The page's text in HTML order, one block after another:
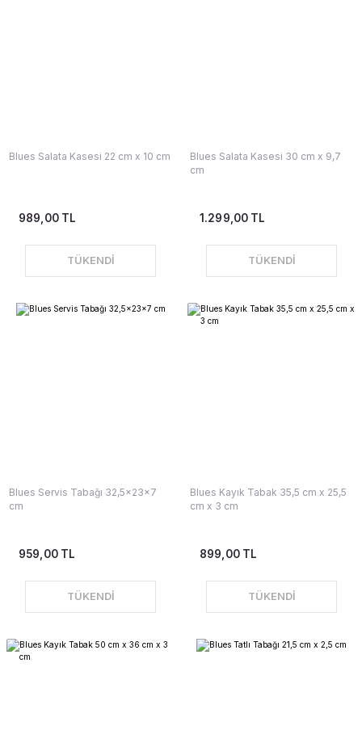
Blues Salata Kasesi 22 cm x 10 cm
989,00 TL
TÜKENDİ
Blues Salata Kasesi 30 cm x 9,7
cm
1.299,00 TL
TÜKENDİ
Blues Servis Tabağı 32,5x23x7
cm
959,00 TL
TÜKENDİ
Blues Kayık Tabak 35,5 cm x 25,5
cm x 3 cm
899,00 TL
TÜKENDİ